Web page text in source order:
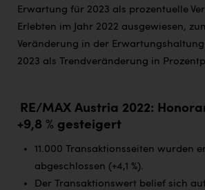
Erwartung für 2023 als prozentuelle
Erlebten im Jahr 2022 ausgewiesen,
Veränderung in der
2023 als Trendveränderung in
RE/MAX Austria 2022:
+9,8 % gesteigert
11.000 Transaktionsseiten wurden
abgeschlossen (+4,1 %).
Der Transaktionswert belief sich